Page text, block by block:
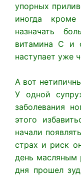
упорных
иногда
назначать
витамина С и
наступает уже
А вот
У одной
заболевания
этого
начали
страх и риск
день масляным
дня прошел